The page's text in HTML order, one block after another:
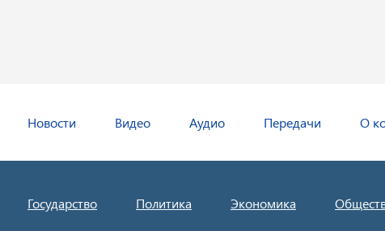
Новости Видео Аудио Передачи О
Государство Политика Экономика